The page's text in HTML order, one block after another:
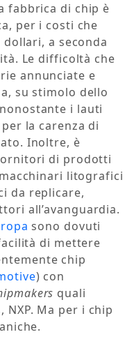
fabbrica di chip è
per i costi che
a seconda
Le difficoltà che
annunciate e
su stimolo dello
i lauti
la carenza di
Inoltre, è
di prodotti
litografici
da replicare,
all’avanguardia.
sono dovuti
di mettere
chip
) con
quali
Ma per i chip